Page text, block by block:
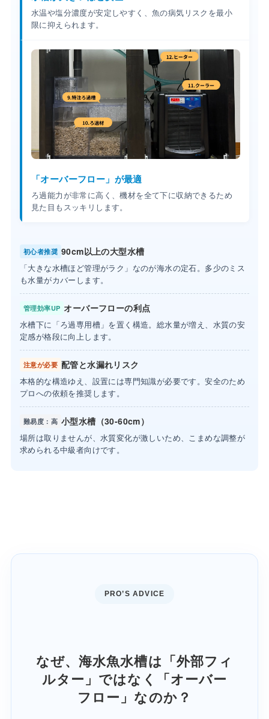
水温や塩分濃度が安定しやすく、魚の病気リスクを最小
限に抑えられます。
「オーバーフロー」が最適
ろ過能力が非常に高く、機材を全て下に収納できるため
見た目もスッキリします。
初心者推奨 90cm以上の大型水槽
「大きな水槽ほど管理がラク」なのが海水の定石。多少のミス
も水量がカバーします。
管理効率UP オーバーフローの利点
水槽下に「ろ過専用槽」を置く構造。総水量が増え、水質の安
定感が格段に向上します。
注意が必要 配管と水漏れリスク
本格的な構造ゆえ、設置には専門知識が必要です。安全のため
プロへの依頼を推奨します。
難易度：高 小型水槽（30-60cm）
場所は取りませんが、水質変化が激しいため、こまめな調整が
求められる中級者向けです。
PRO’S ADVICE
なぜ、海水魚水槽は「外部フィ
ルター」ではなく
「オーバー
フロー」なのか？